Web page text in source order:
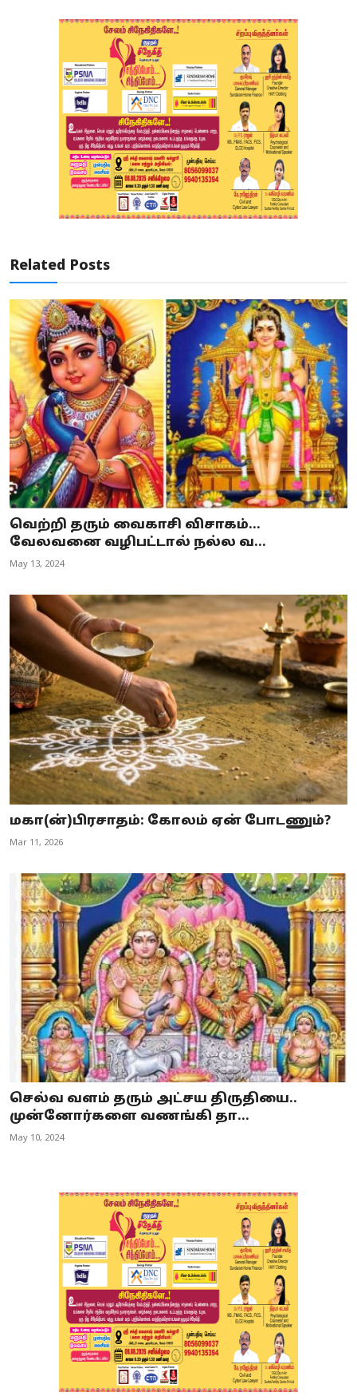
Related Posts
வெற்றி தரும் வைகாசி விசாகம்...
வேலவனை வழிபட்டால் நல்ல வ...
May 13, 2024
மகா(ன்)பிரசாதம்: கோலம் ஏன் போடணும்?
Mar 11, 2026
செல்வ வளம் தரும் அட்சய திருதியை..
முன்னோர்களை வணங்கி தா...
May 10, 2024